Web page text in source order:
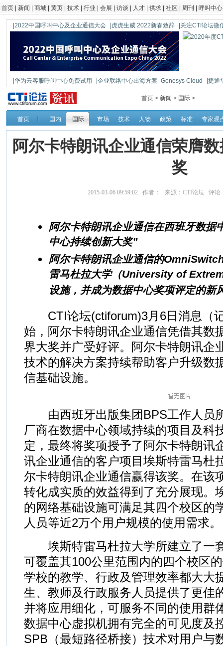
首页 新闻 商城 黄页 技术 行业 会展 访谈 人才 供求 社区 周刊 呼叫中心
|2022中国呼叫中心及企业通信大会 |虎虎生威 2022新春致辞 |关注CTI论坛微
|华为云客服呼叫中心免费试用 |企业联络中心出海方案–Genesys Cloud
|捷通
|鼎信通达新一代语音网关DAG1000-4S
首页 > 新闻 > 国际 >
首页 国内 国际 市场 技术 人物 政策 标准 专家观
阿尔卡特朗讯企业通信荣膺
奖
2015-03-06 09:59:02 作者： 来源： CTI论坛 评论
阿尔卡特朗讯企业通信在西班牙数据
中心持续创新大奖”
阿尔卡特朗讯企业通信的
雷马杜拉大学（University of
设施，并成为数据中心奖项评定的新
CTI论坛(ctiforum)3月6日消息（
始，阿尔卡特朗讯企业通信凭借其数
界大奖并广受好评。阿尔卡特朗讯企
技术的解决方案持续帮助客户升级数
信基础设施。
由西班牙出版集团BPS工作人员
厂商在数据中心领域持续的项目及科
定，最终将奖项授予了阿尔卡特朗讯
讯企业通信的客户项目埃斯特雷马杜
尔卡特朗讯企业通信赢得该奖。在该
转化成实质的效益得到了充分展现。
的网络基础设施可满足其四个校区的
人员等近2万个用户规模的使用需求。
埃斯特雷马杜拉大学所建立了一
可覆盖其100公里范围内的四个校区
学校的教学、行政及管理效率都大大
生、教师及行政服务人员提供了更佳
并将应用细化，可服务不同的使用群
数据中心虚拟机拥有完全的可见度及
SPB（最短路径桥接）技术对用户与